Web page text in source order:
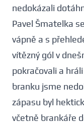
nedokázali
Pavel Šmatelka
vápně a s
vítězný gól v
pokračovali a
branku jsme
zápasu byl
včetně brankáře